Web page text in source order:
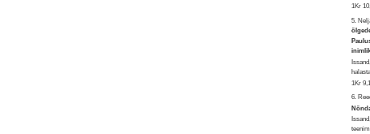
1Kr
5.
1Kr
6.